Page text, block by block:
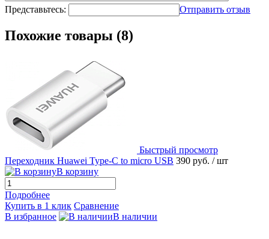
Представьтесь: Отправить отзыв
Похожие товары (8)
Быстрый просмотр
Переходник Huawei Type-C to micro USB 390 руб. / шт
В корзину
Подробнее
Купить в 1 клик Сравнение
В избранное
В наличии